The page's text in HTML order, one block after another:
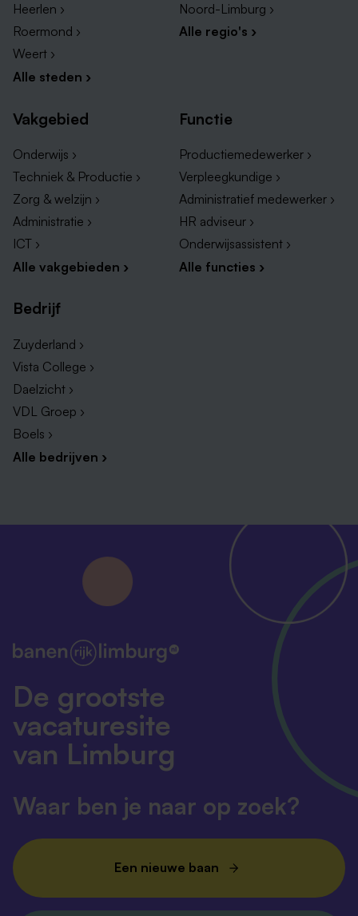
Heerlen ›
Roermond ›
Weert ›
Alle steden ›
Noord-Limburg ›
Alle regio's ›
Vakgebied
Onderwijs ›
Techniek & Productie ›
Zorg & welzijn ›
Administratie ›
ICT ›
Alle vakgebieden ›
Functie
Productiemedewerker ›
Verpleegkundige ›
Administratief medewerker ›
HR adviseur ›
Onderwijsassistent ›
Alle functies ›
Bedrijf
Zuyderland ›
Vista College ›
Daelzicht ›
VDL Groep ›
Boels ›
Alle bedrijven ›
De grootste
vacaturesite
van Limburg
Waar ben je naar op zoek?
Een nieuwe baan